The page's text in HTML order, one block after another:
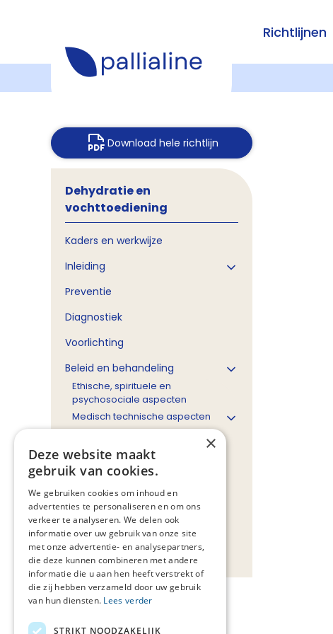
Richtlijnen
Download hele richtlijn
Dehydratie en
vochttoediening
Kaders en werkwijze
Inleiding
Preventie
Diagnostiek
Voorlichting
Beleid en behandeling
Ethische, spirituele en
psychosociale aspecten
Medisch technische aspecten
Wijze van vochttoediening
Staken van kunstmatige
stervensfase
Beslisboom
Bijlagen
×
Deze website maakt
gebruik van cookies.
We gebruiken cookies om inhoud en
advertenties te personaliseren en om ons
verkeer te analyseren. We delen ook
informatie over uw gebruik van onze site
met onze advertentie- en analysepartners,
die deze kunnen combineren met andere
informatie die u aan hen heeft verstrekt of
die zij hebben verzameld door uw gebruik
van hun diensten. Lees verder
STRIKT NOODZAKELIJK